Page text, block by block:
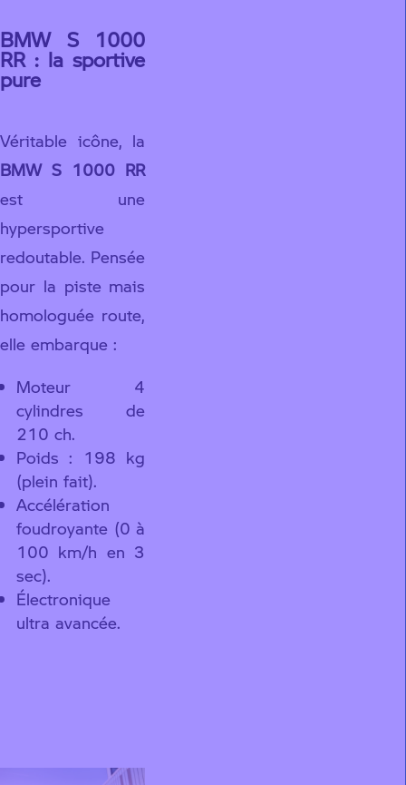
BMW S 1000
RR : la sportive
pure
Véritable icône, la
BMW S 1000 RR
est une
hypersportive
redoutable. Pensée
pour la piste mais
homologuée route,
elle embarque :
Moteur 4
cylindres de
210 ch.
Poids : 198 kg
(plein fait).
Accélération
foudroyante (0 à
100 km/h en 3
sec).
Électronique
ultra avancée.